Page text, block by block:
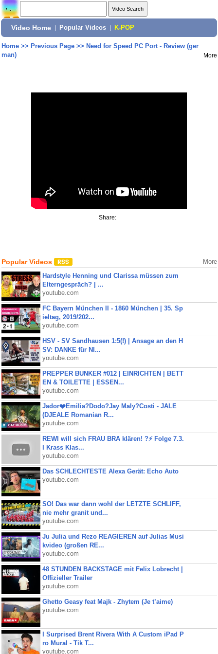
Video Home Popular Videos K-POP
Home>> Previous Page>> Need for Speed PC Port - Review (ger
man)
More
Share:
Popular Videos More
Hardstyle Henning und Clarissa müssen zum
Elterngespräch? | ...
youtube.com
FC Bayern München II - 1860 München | 35. Sp
ieltag, 2019/202...
youtube.com
HSV - SV Sandhausen 1:5(!) | Ansage an den H
SV: DANKE für NI...
youtube.com
PREPPER BUNKER #012 | EINRICHTEN | BETT
EN & TOILETTE | ESSEN...
youtube.com
Jador❤️Emilia?Dodo?Jay Maly?Costi - JALE
(DJEALE Romanian R...
youtube.com
REWI will sich FRAU BRA klären! ?⚡️ Folge 7.3.
I Krass Klas...
youtube.com
Das SCHLECHTESTE Alexa Gerät: Echo Auto
youtube.com
SO! Das war dann wohl der LETZTE SCHLIFF,
nie mehr granit und...
youtube.com
Ju Julia und Rezo REAGIEREN auf Julias Musi
kvideo (großen RE...
youtube.com
48 STUNDEN BACKSTAGE mit Felix Lobrecht |
Offizieller Trailer
youtube.com
Ghetto Geasy feat Majk - Zhytem (Je t’aime)
youtube.com
I Surprised Brent Rivera With A Custom iPad P
ro Mural - Tik T...
youtube.com